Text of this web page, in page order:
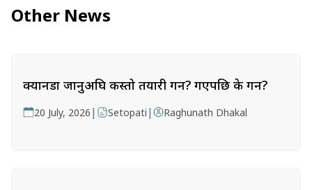
Other News
क्यानडा जानुअघि कस्तो तयारी गर्ने? गएपछि के गर्ने?
20 July, 2026 | Setopati | Raghunath Dhakal